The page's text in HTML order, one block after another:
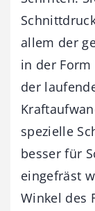
allem der
in der Form
der
spezielle
besser für
eingefräst
Winkel des